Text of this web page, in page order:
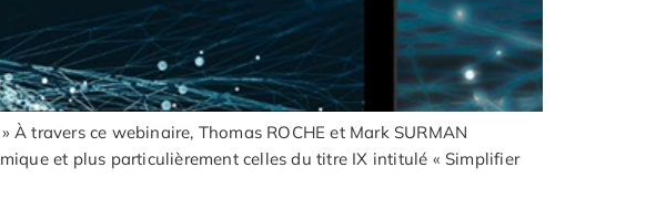
travers ce webinaire, Thomas ROCHE et Mark SURMAN
et plus particulièrement celles du titre IX intitulé « Simplifier